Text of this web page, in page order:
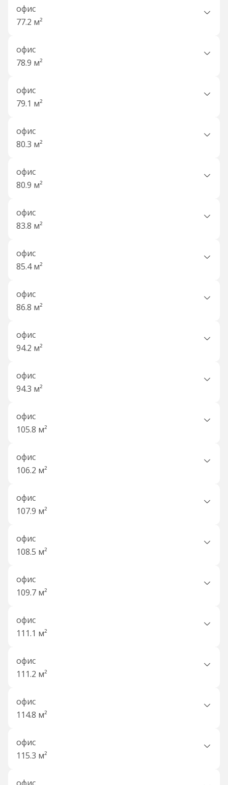
офис
77.2 м²
офис
78.9 м²
офис
79.1 м²
офис
80.3 м²
офис
80.9 м²
офис
83.8 м²
офис
85.4 м²
офис
86.8 м²
офис
94.2 м²
офис
94.3 м²
офис
105.8 м²
офис
106.2 м²
офис
107.9 м²
офис
108.5 м²
офис
109.7 м²
офис
111.1 м²
офис
111.2 м²
офис
114.8 м²
офис
115.3 м²